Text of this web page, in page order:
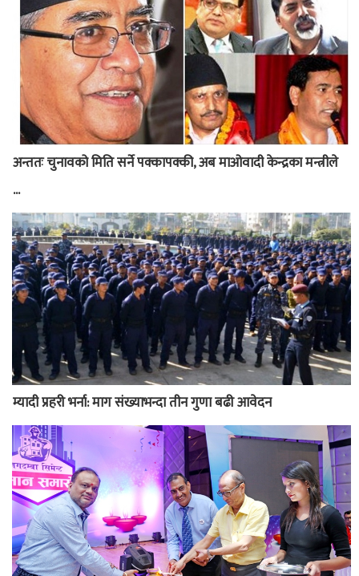
अन्ततः चुनावको मिति सर्ने पक्कापक्की, अब माओवादी केन्द्रका मन्त्रीले
...
म्यादी प्रहरी भर्ना: माग संख्याभन्दा तीन गुणा बढी आवेदन